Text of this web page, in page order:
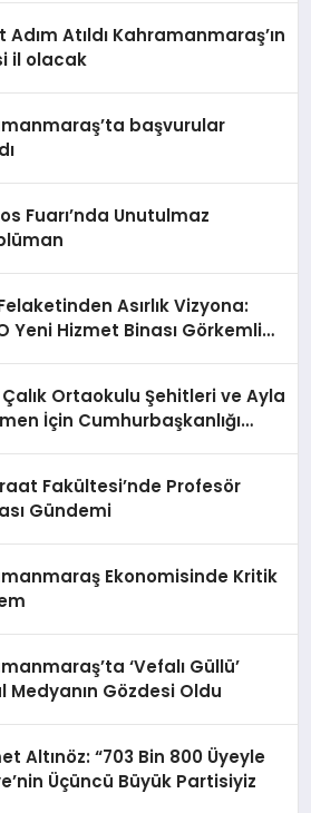
Adım Atıldı Kahramanmaraş’ın
il olacak
başvurular
Fuarı’nda Unutulmaz
Asırlık Vizyona:
Yeni Hizmet Binası Görkemli
Ortaokulu Şehitleri ve Ayla
İçin Cumhurbaşkanlığı
Fakültesi’nde Profesör
Gündemi
Ekonomisinde Kritik
‘Vefalı Güllü’
Medyanın Gözdesi Oldu
Altınöz: “703 Bin 800 Üyeyle
Üçüncü Büyük Partisiyiz